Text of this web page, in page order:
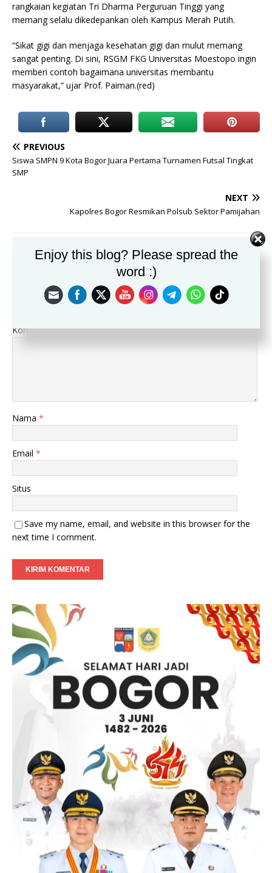
rangkaian kegiatan Tri Dharma Perguruan Tinggi yang
memang selalu dikedepankan oleh Kampus Merah Putih.
“Sikat gigi dan menjaga kesehatan gigi dan mulut memang
sangat penting. Di sini, RSGM FKG Universitas Moestopo ingin
memberi contoh bagaimana universitas membantu
masyarakat,” ujar Prof. Paiman.(red)
PREVIOUS
Siswa SMPN 9 Kota Bogor Juara Pertama Turnamen Futsal Tingkat
SMP
NEXT
Kapolres Bogor Resmikan Polsub Sektor Pamijahan
BE THE FIRST TO COMMENT
Leave a Reply
Komentar
Nama *
Email *
Situs
Save my name, email, and website in this browser for the
next time I comment.
Enjoy this blog? Please spread the
word :)